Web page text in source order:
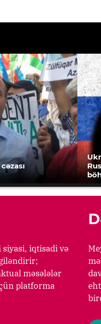
iqtisadi və
məsələlər
platforma